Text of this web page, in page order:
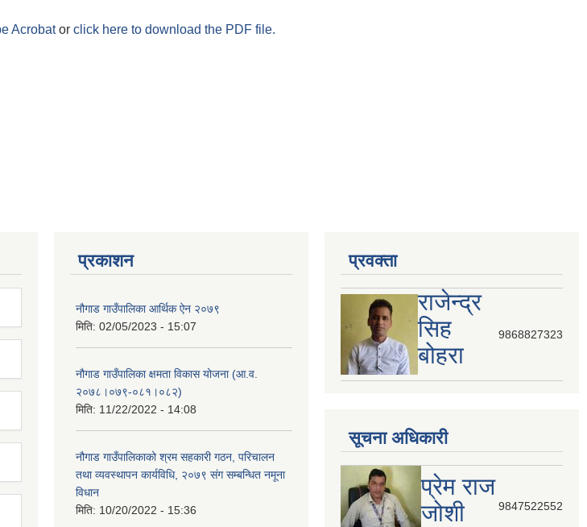
Acrobator click here to download the PDF file.
प्रकाशन
नौगाड गाउँपालिका आर्थिक ऐन २०७९
मिति: 02/05/2023 - 15:07
नौगाड गाउँपालिका क्षमता विकास योजना (आ.व.
२०७८।०७९-०८१।०८२)
मिति: 11/22/2022 - 14:08
नौगाड गाउँपालिकाको श्रम सहकारी गठन, परिचालन
तथा व्यवस्थापन कार्यविधि, २०७९ संग सम्बन्धित नमूना
विधान
मिति: 10/20/2022 - 15:36
प्रवक्ता
राजेन्द्र
सिह
बोहरा
9868827323
सूचना अधिकारी
प्रेम राज
जोशी
9847522552